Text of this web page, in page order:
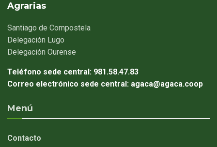
Agrarias
Santiago de Compostela
Delegación Lugo
Delegación Ourense
Teléfono sede central: 981.58.47.83
Correo electrónico sede central: agaca@agaca.coop
Menú
Contacto